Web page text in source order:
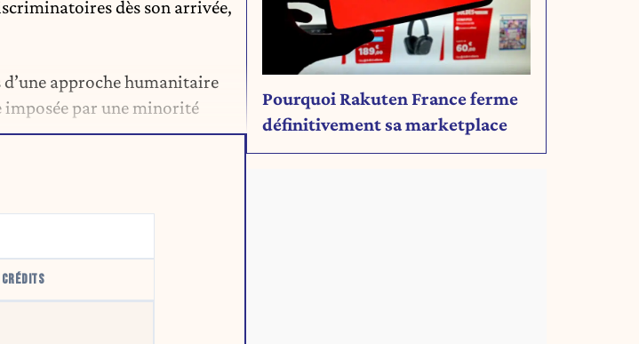
dès son arrivée,
approche humanitaire
par une minorité
CRÉDITS
Pourquoi Rakuten France ferme
définitivement sa marketplace